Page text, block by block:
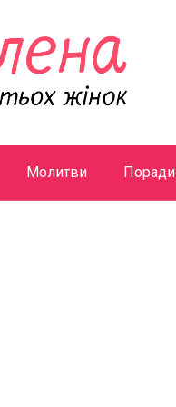
Молитви Поради